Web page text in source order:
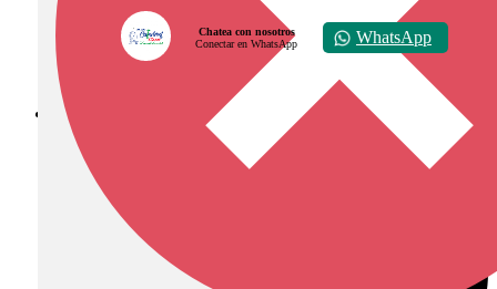
Diócesis de Zipaquirá
Chatea con nosotros
Conectar en WhatsApp
WhatsApp